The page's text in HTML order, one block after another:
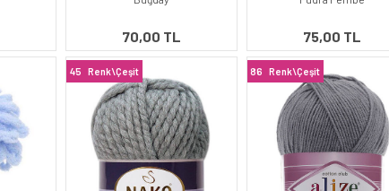
70,00 TL 75,00 TL
45 Renk\Çeşit 86 Renk\Çeşit